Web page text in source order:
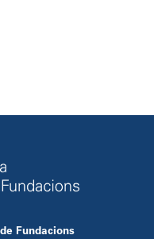
Fundacions